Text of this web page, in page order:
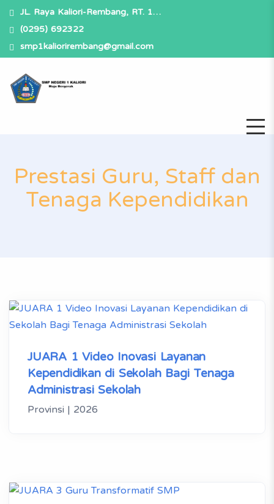
JL. Raya Kaliori-Rembang, RT. 1…
(0295) 692322
smp1kaliorirembang@gmail.com
Prestasi Guru, Staff dan
Tenaga Kependidikan
JUARA 1 Video Inovasi Layanan
Kependidikan di Sekolah Bagi Tenaga
Administrasi Sekolah
Provinsi | 2026